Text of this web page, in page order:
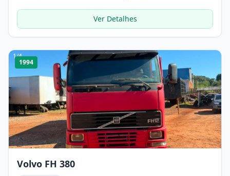
Ver Detalhes
1/4
1994
Volvo FH 380